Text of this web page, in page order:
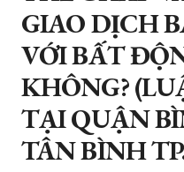
GIAO DỊCH
VỚI BẤT
KHÔNG?
TẠI QUẬN
TÂN BÌNH